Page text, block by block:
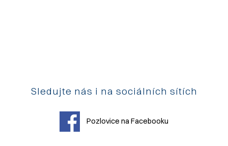
Sledujte nás i na sociálních sítích
Pozlovice na Facebooku